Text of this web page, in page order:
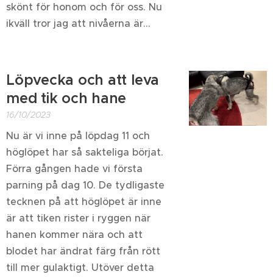
skönt för honom och för oss. Nu
ikväll tror jag att nivåerna är...
Löpvecka och att leva
med tik och hane
16/10/2023
Nu är vi inne på löpdag 11 och
höglöpet har så sakteliga börjat.
Förra gången hade vi första
parning på dag 10. De tydligaste
tecknen på att höglöpet är inne
är att tiken rister i ryggen när
hanen kommer nära och att
blodet har ändrat färg från rött
till mer gulaktigt. Utöver detta